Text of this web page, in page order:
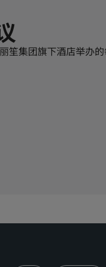
笙集团旗下酒店举办